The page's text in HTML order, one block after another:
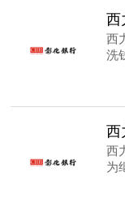
西
洗
西
为